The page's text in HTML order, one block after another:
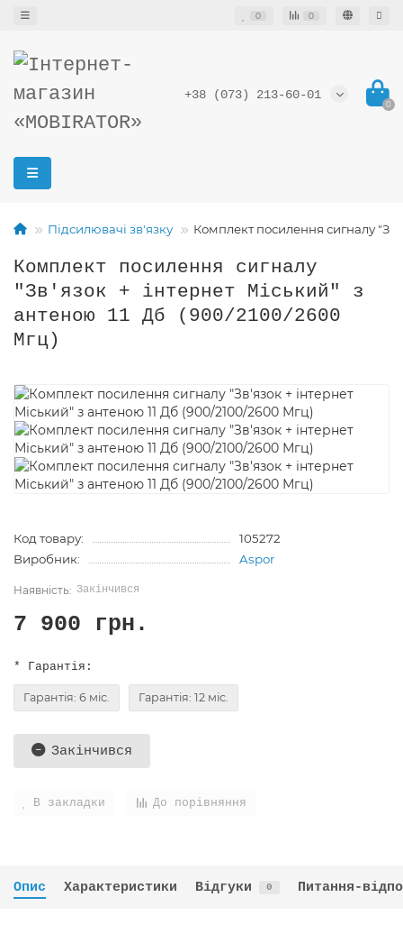
0 0
+38 (073) 213-60-01
0
Підсилювачі зв'язку Комплект посилення сигналу
Комплект посилення сигналу
"Зв'язок + інтернет Міський" з
антеною 11 Дб (900/2100/2600
Мгц)
Код товару:
105272
Виробник:
Aspor
Закінчився
7 900 грн.
* Гарантія:
Гарантія: 6 міс. Гарантія: 12 міс.
Закінчився
В закладки До порівняння
Опис Характеристики Відгуки 0 Питання-